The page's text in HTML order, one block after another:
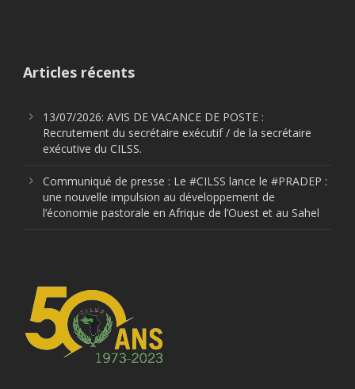
Articles récents
13/07/2026: AVIS DE VACANCE DE POSTE :
Recrutement du secrétaire exécutif / de la secrétaire
exécutive du CILSS.
Communiqué de presse : Le #CILSS lance le #PRADEP :
une nouvelle impulsion au développement de
l’économie pastorale en Afrique de l’Ouest et au Sahel